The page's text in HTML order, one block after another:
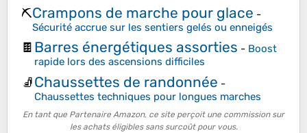
⛏️Crampons de marche pour glace -
Sécurité accrue sur les sentiers gelés ou enneigés
🍫 Barres énergétiques assorties - Boost
rapide lors des ascensions difficiles
🧦Chaussettes de randonnée -
Chaussettes techniques pour longues marches
En tant que Partenaire Amazon, ce site perçoit une commission sur
les achats éligibles sans surcoût pour vous.